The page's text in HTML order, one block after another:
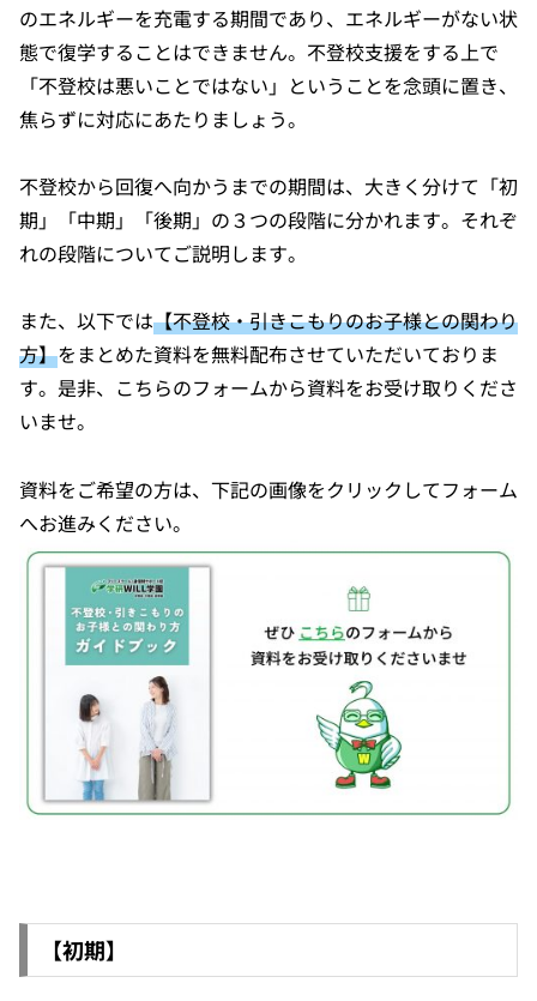
のエネルギーを充電する期間であり、エネルギーがない状
態で復学することはできません。不登校支援をする上で
「不登校は悪いことではない」ということを念頭に置き、
焦らずに対応にあたりましょう。
不登校から回復へ向かうまでの期間は、大きく分けて「初
期」「中期」「後期」の３つの段階に分かれます。それぞ
れの段階についてご説明します。
また、以下では【不登校・引きこもりのお子様との関わり
方】をまとめた資料を無料配布させていただいておりま
す。是非、こちらのフォームから資料をお受け取りくださ
いませ。
資料をご希望の方は、下記の画像をクリックしてフォーム
へお進みください。
【初期】